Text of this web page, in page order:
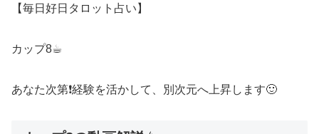
【毎日好日タロット占い】
カップ8☕︎
あなた次第❗️経験を活かして、別次元へ上昇します🙂